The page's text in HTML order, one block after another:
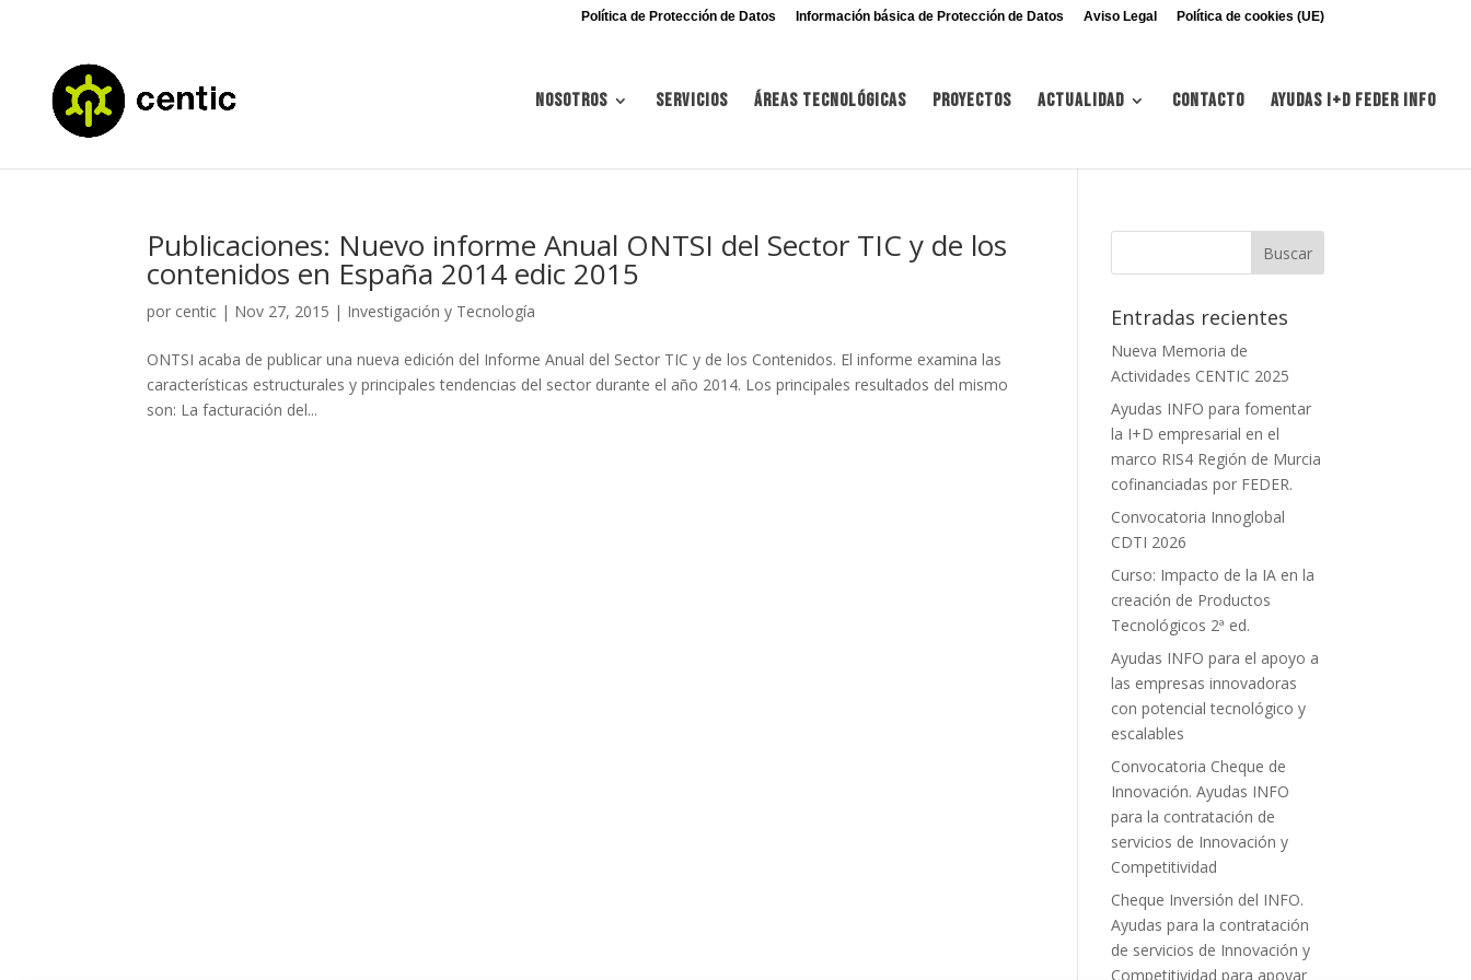
Política de Protección de Datos Información básica de Protección de Datos Aviso Legal Política de cookies (UE)
Nosotros Servicios Áreas tecnológicas Proyectos Actualidad Contacto Ayudas I+d FEDER INFO
Publicaciones: Nuevo informe Anual ONTSI del Sector TIC y de los
contenidos en España 2014 edic 2015
por centic | Nov 27, 2015 | Investigación y Tecnología
ONTSI acaba de publicar una nueva edición del Informe Anual del Sector TIC y de los Contenidos. El informe examina las
características estructurales y principales tendencias del sector durante el año 2014. Los principales resultados del mismo
son: La facturación del...
Entradas recientes
Nueva Memoria de
Actividades CENTIC 2025
Ayudas INFO para fomentar
la I+D empresarial en el
marco RIS4 Región de Murcia
cofinanciadas por FEDER.
Convocatoria Innoglobal
CDTI 2026
Curso: Impacto de la IA en la
creación de Productos
Tecnológicos 2ª ed.
Ayudas INFO para el apoyo a
las empresas innovadoras
con potencial tecnológico y
escalables
Convocatoria Cheque de
Innovación. Ayudas INFO
para la contratación de
servicios de Innovación y
Competitividad
Cheque Inversión del INFO.
Ayudas para la contratación
de servicios de Innovación y
Competitividad para apoyar